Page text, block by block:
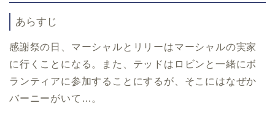
あらすじ
感謝祭の日、マーシャルとリリーはマーシャルの実家
に行くことになる。また、テッドはロビンと一緒にボ
ランティアに参加することにするが、そこにはなぜか
バーニーがいて … 。